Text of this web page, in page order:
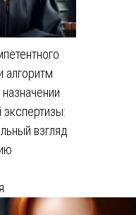
алгоритм
экспертизы:
взгляд